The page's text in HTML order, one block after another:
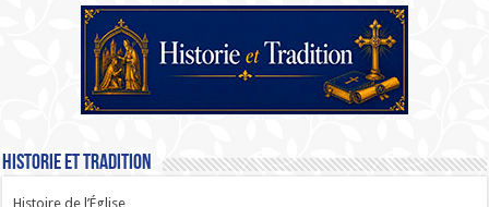
Historie et Tradition
Histoire de l’Église